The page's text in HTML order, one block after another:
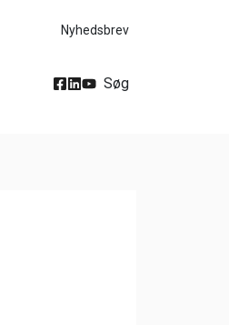
Nyhedsbrev
Søg